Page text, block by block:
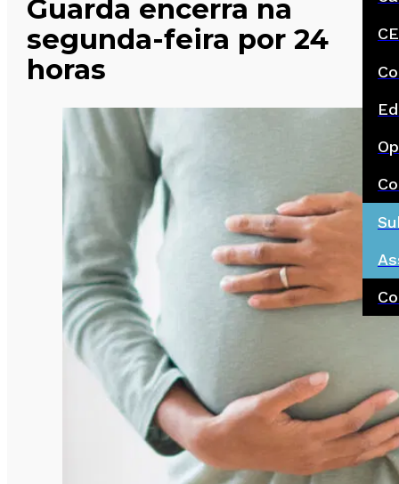
Guarda encerra na
segunda-feira por 24
horas